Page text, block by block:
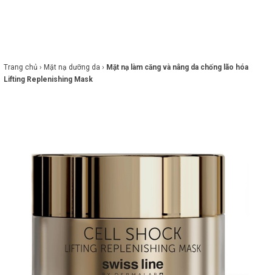
FEATURED BRAND
Trang chủ › Mặt nạ dưỡng da › Mặt nạ làm căng và nâng da chống lão hóa
Lifting Replenishing Mask